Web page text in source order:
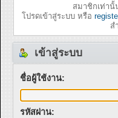
สมาชิกเท่านั้
โปรดเข้าสู่ระบบ หรือ
ส
เข้าสู่ระบบ
ชื่อผู้ใช้งาน:
รหัสผ่าน: